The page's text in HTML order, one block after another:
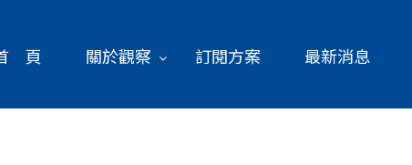
頁 關於觀察 訂閱方案 最新消息